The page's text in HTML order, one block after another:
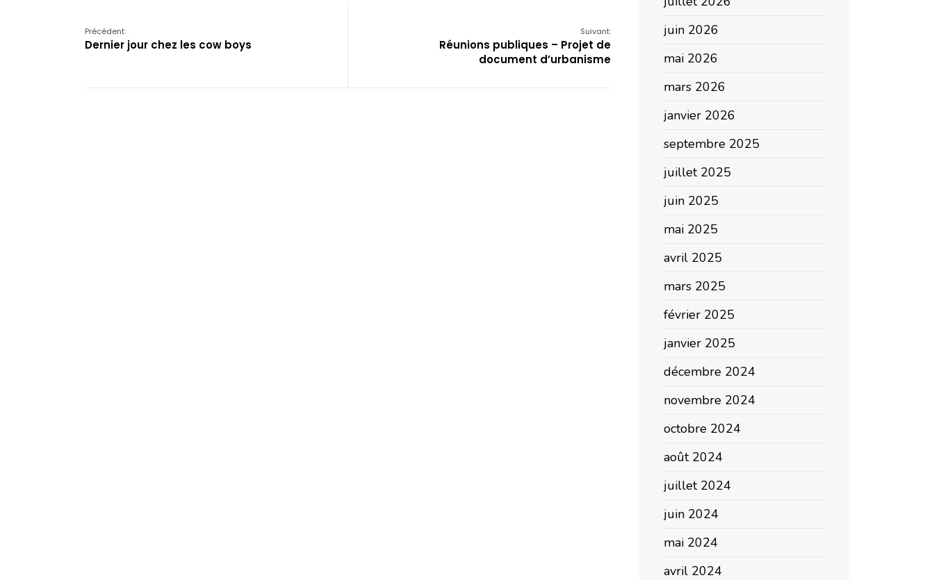
Précédent:
Dernier jour chez les cow boys
Suivant:
Réunions publiques – Projet de
document d’urbanisme
juin 2026
mai 2026
mars 2026
janvier 2026
septembre 2025
juillet 2025
juin 2025
mai 2025
avril 2025
mars 2025
février 2025
janvier 2025
décembre 2024
novembre 2024
octobre 2024
août 2024
juillet 2024
juin 2024
mai 2024
avril 2024